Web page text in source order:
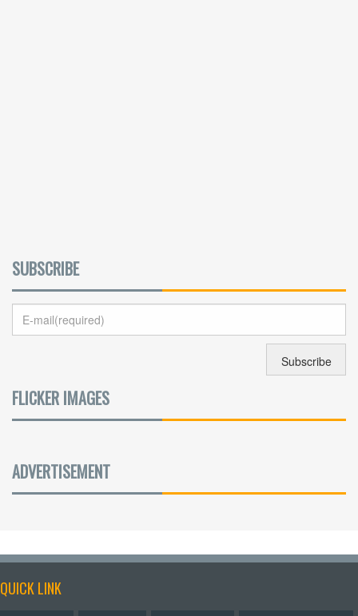
SUBSCRIBE
FLICKER IMAGES
ADVERTISEMENT
QUICK LINK